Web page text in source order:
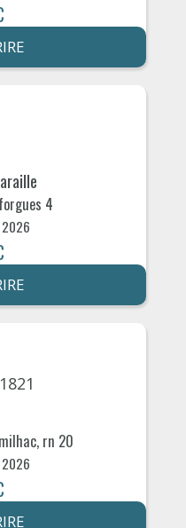
4
2026
rn 20
2026